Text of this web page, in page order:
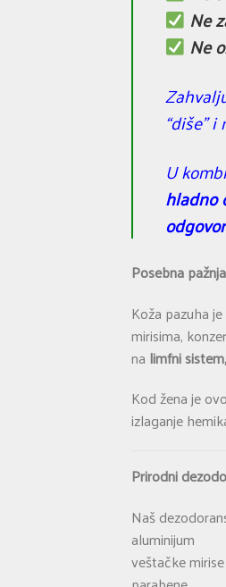
Ne
Ne
“diše”
U
hladno
Posebna
Koža pazuha
mirisima,
na limfni
Kod žena je
izlaganje
Prirodni
Naš
aluminijum
veštačke mirise